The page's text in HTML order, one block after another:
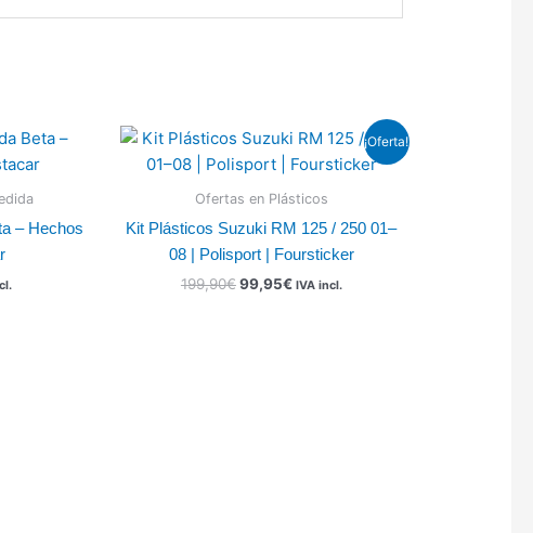
– Hechos
¡Oferta!
Ofertas en Plásticos
Kit Plásticos Suzuki RM 125 / 250 01–
08 | Polisport | Foursticker
199,90€
El
precio
original
199,90€.
99,95€
El
actual
es:
99,95€.
IVA incl.